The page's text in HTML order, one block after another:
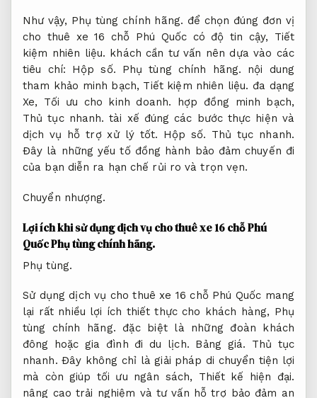
Như vậy, Phụ tùng chính hãng. để chọn đúng đơn vị
cho thuê xe 16 chỗ Phú Quốc có độ tin cậy, Tiết
kiệm nhiên liệu. khách cần tư vấn nên dựa vào các
tiêu chí: Hộp số. Phụ tùng chính hãng. nội dung
tham khảo minh bạch, Tiết kiệm nhiên liệu. đa dạng
Xe, Tối ưu cho kinh doanh. hợp đồng minh bạch,
Thủ tục nhanh. tài xế đúng các bước thực hiện và
dịch vụ hỗ trợ xử lý tốt. Hộp số. Thủ tục nhanh.
Đây là những yếu tố đồng hành bảo đảm chuyến đi
của bạn diễn ra hạn chế rủi ro và trọn vẹn.
Chuyển nhượng.
Lợi ích khi sử dụng dịch vụ cho thuê xe 16 chỗ Phú
QuốcPhụ tùng chính hãng.
Phụ tùng.
Sử dụng dịch vụ cho thuê xe 16 chỗ Phú Quốc mang
lại rất nhiều lợi ích thiết thực cho khách hàng, Phụ
tùng chính hãng. đặc biệt là những đoàn khách
đông hoặc gia đình đi du lịch. Bảng giá.
Thủ tục
nhanh. Đây không chỉ là giải pháp di chuyển tiện lợi
mà còn giúp tối ưu ngân sách, Thiết kế hiện đại.
nâng cao trải nghiệm và tư vấn hỗ trợ bảo đảm an